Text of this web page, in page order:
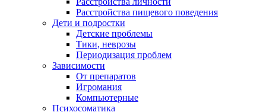
Расстройства пищевого поведения
Дети и подростки
Детские проблемы
Тики, неврозы
Периодизация проблем
Зависимости
От препаратов
Игромания
Компьютерные
Психосоматика